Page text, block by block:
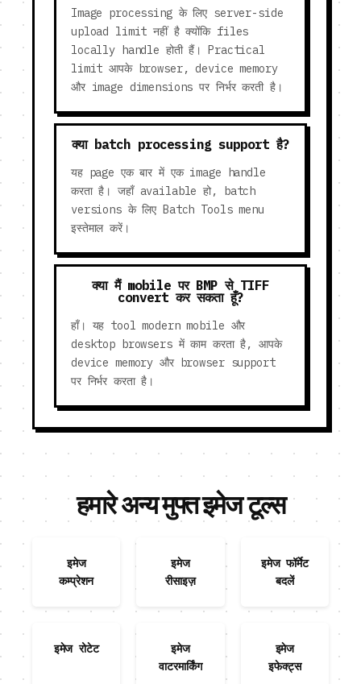
Image processing के लिए server-side
upload limit नहीं है क्योंकि files
locally handle होती हैं। Practical
limit आपके browser, device memory
और image dimensions पर निर्भर करती है।
क्या batch processing support है?
यह page एक बार में एक image handle
करता है। जहाँ available हो, batch
versions के लिए Batch Tools menu
इस्तेमाल करें।
क्या मैं mobile पर BMP से TIFF
convert कर सकता हूँ?
हाँ। यह tool modern mobile और
desktop browsers में काम करता है, आपके
device memory और browser support
पर निर्भर करता है।
हमारे अन्य मुफ्त इमेज टूल्स
इमेज
कम्प्रेशन
इमेज
रीसाइज़
इमेज फॉर्मेट
बदलें
इमेज रोटेट
इमेज
वाटरमार्किंग
इमेज
इफेक्ट्स